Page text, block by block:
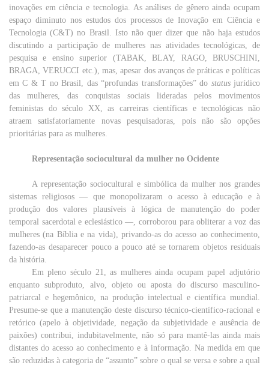
inovações em ciência e tecnologia. Asanálises de gênero ainda ocupam
espaço diminuto nos estudosdos processosde Inovação em Ciência e
Tecnologia (C&T) no Brasil. Isto não quer dizer que nãohajaestudos
discutindo a participação de mulheres nas atividadestecnológicas, de
pesquisa e ensino superior (TABAK, BLAY, RAGO, BRUSCHINI,
BRAGA, VERUCCI etc.), mas,apesar dos avançosdepráticas epolíticas
em C & T no Brasil, das “profundas transformações” do status jurídico
das mulheres, das conquistas sociais lideradas pelos
movimentos
feministas doséculo XX, as carreirascientíficas e tecnológicasnão
atraem satisfatoriamente novaspesquisadoras, pois não são
opções
prioritárias para as mulheres.
Representação sociocultural da mulher no Ocidente
A representação sociocultural e simbólica da mulher nos grandes
sistemas religiosos — quemonopolizaram o acesso à educação e à
produção dosvalores plausíveisà lógicade manutençãodopoder
temporal sacerdotal e eclesiástico —, corroborou para obliterar avoz das
mulheres (na Bíbliae na vida), privando-as doacesso aoconhecimento,
fazendo-as desaparecer poucoapouco atése tornaremobjetos residuais
da história.
Em pleno século 21, as mulheres ainda ocupampapel adjutório
enquanto subproduto, alvo, objeto ou aposta do discursomasculino-
patriarcal e hegemônico, na produção intelectual e científica mundial.
Presume-se queamanutenção deste discursotécnico-científico-racional e
retórico (apeloà objetividade, negaçãoda subjetividade eausência de
paixões) contribui, indubitavelmente,não só paramantê-las ainda mais
distantes doacesso aoconhecimento e à informação. Na medida em que
são reduzidas àcategoria de “assunto”sobre o qualse versae sobreaqual